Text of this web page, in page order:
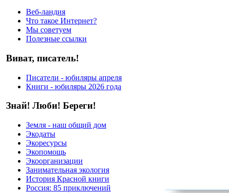
Веб-ландия
Что такое Интернет?
Мы советуем
Полезные ссылки
Виват, писатель!
Писатели - юбиляры апреля
Книги - юбиляры 2026 года
Знай! Люби! Береги!
Земля - наш общий дом
Экодаты
Экоресурсы
Экопомощь
Экоорганизации
Занимательная экология
История Красной книги
Россия: 85 приключений